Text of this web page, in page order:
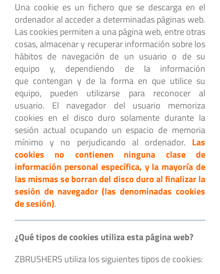
Una cookie es un fichero que se descarga en el
ordenador al acceder a determinadas páginas web.
Las cookies permiten a una página web, entre otras
cosas, almacenar y recuperar información sobre los
hábitos de navegación de un usuario o de su
equipo y, dependiendo de la información
que contengan y de la forma en que utilice su
equipo, pueden utilizarse para reconocer al
usuario. El navegador del usuario memoriza
cookies en el disco duro solamente durante la
sesión actual ocupando un espacio de memoria
mínimo y no perjudicando al ordenador. Las
cookies no contienen ninguna clase de
información personal específica, y la mayoría de
las mismas se borran del disco duro al finalizar la
sesión de navegador (las denominadas cookies
de sesión).
¿Qué tipos de cookies utiliza esta página web?
ZBRUSHERS utiliza los siguientes tipos de cookies: